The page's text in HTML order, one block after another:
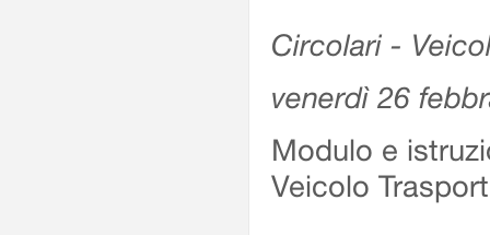
Circolari -
venerdì 26
Modulo e
Veicolo